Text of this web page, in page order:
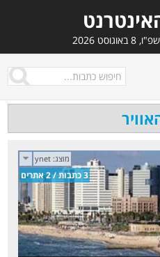
2026
ynet
3 כתבות / 2 אתרים